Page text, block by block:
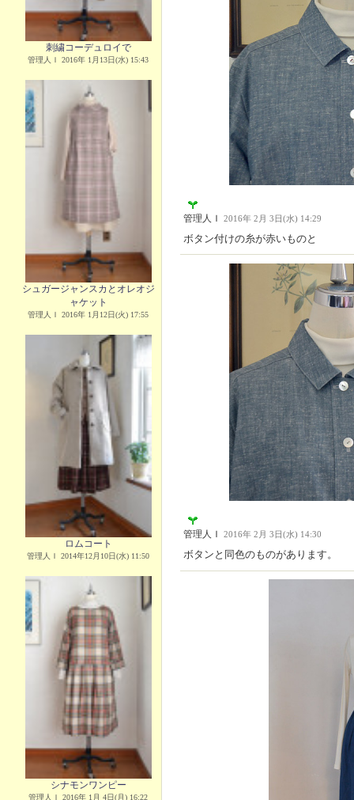
刺繍コーデュロイで
管理人Ｉ 2016年 1月13日(水) 15:43
シュガージャンスカとオレオジ
ャケット
管理人Ｉ 2016年 1月12日(火) 17:55
ロムコート
管理人Ｉ 2014年12月10日(水) 11:50
シナモンワンピー
管理人Ｉ 2016年 1月 4日(月) 16:22
管理人Ｉ 2016年 2月 3日(水) 14:29
ボタン付けの糸が赤いものと
管理人Ｉ 2016年 2月 3日(水) 14:30
ボタンと同色のものがあります。